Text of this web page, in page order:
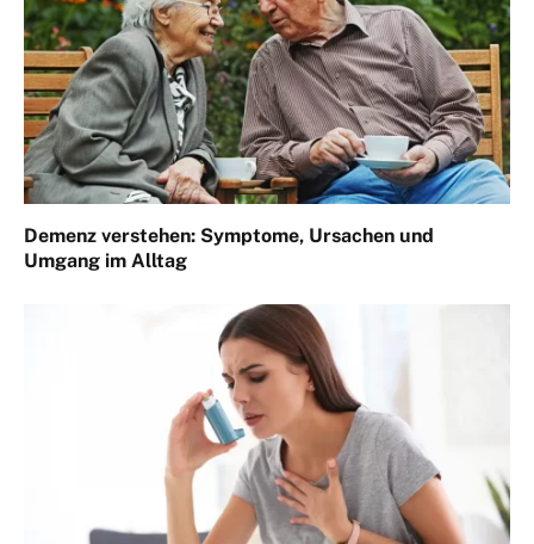
Demenz verstehen: Symptome, Ursachen und
Umgang im Alltag